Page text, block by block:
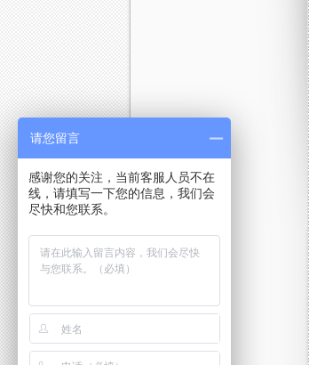
请您留言
感谢您的关注，当前客服人员不在
线，请填写一下您的信息，我们会
尽快和您联系。